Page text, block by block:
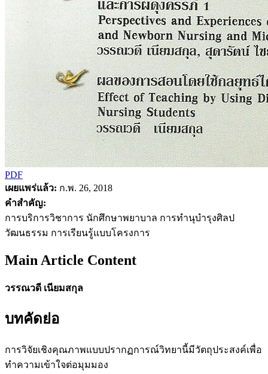
PDF
เผยแพร่แล้ว: ก.พ. 26, 2018
คำสำคัญ:
การบริการวิชาการ นักศึกษาพยาบาล การทำนุบำรุงศิลป
วัฒนธรรม การเรียนรู้แบบโครงการ
Main Article Content
วรรณวดี เนียมสกุล
บทคัดย่อ
การวิจัยเชิงคุณภาพแบบปรากฏการณ์วิทยานี้มีวัตถุประสงค์เพื่อ
ทำความเข้าใจต่อมุมมอง